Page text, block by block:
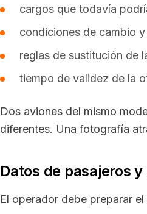
cargos que todavía
condiciones de cambio
reglas de sustitución de
tiempo de validez de la
Dos aviones del mismo
diferentes. Una fotografía
Datos de pasajeros
El operador debe preparar